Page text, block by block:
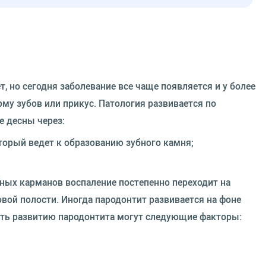
сегодня заболевание все чаще появляется и у более
зубов или прикус. Патология развивается по
десны через:
ведет к образованию зубного камня;
карманов воспаление постепенно переходит на
полости. Иногда пародонтит развивается на фоне
развитию пародонтита могут следующие факторы: